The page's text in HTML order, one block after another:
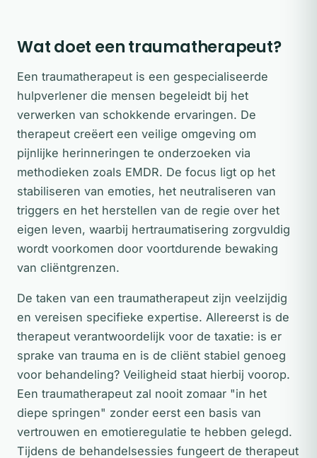
Wat doet een traumatherapeut?
Een traumatherapeut is een gespecialiseerde
hulpverlener die mensen begeleidt bij het
verwerken van schokkende ervaringen. De
therapeut creëert een veilige omgeving om
pijnlijke herinneringen te onderzoeken via
methodieken zoals EMDR. De focus ligt op het
stabiliseren van emoties, het neutraliseren van
triggers en het herstellen van de regie over het
eigen leven, waarbij hertraumatisering zorgvuldig
wordt voorkomen door voortdurende bewaking
van cliëntgrenzen.
De taken van een traumatherapeut zijn veelzijdig
en vereisen specifieke expertise. Allereerst is de
therapeut verantwoordelijk voor de taxatie: is er
sprake van trauma en is de cliënt stabiel genoeg
voor behandeling? Veiligheid staat hierbij voorop.
Een traumatherapeut zal nooit zomaar "in het
diepe springen" zonder eerst een basis van
vertrouwen en emotieregulatie te hebben gelegd.
Tijdens de behandelsessies fungeert de therapeut